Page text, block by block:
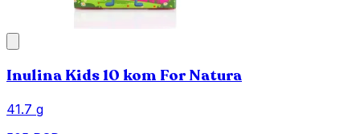
Inulina Kids 10 kom For Natura
41.7 g